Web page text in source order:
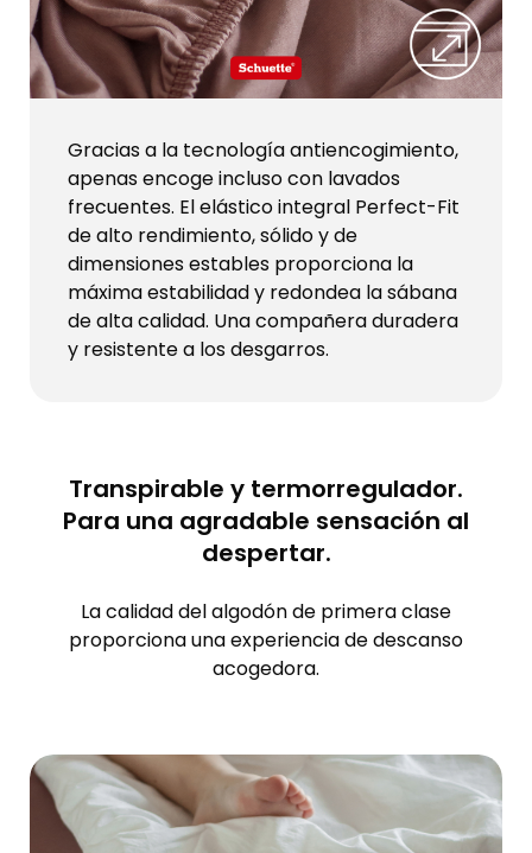
Gracias a la tecnología antiencogimiento,
apenas encoge incluso con lavados
frecuentes. El elástico integral Perfect-Fit
de alto rendimiento, sólido y de
dimensiones estables proporciona la
máxima estabilidad y redondea la sábana
de alta calidad. Una compañera duradera
y resistente a los desgarros.
Transpirable y termorregulador.
Para una agradable sensación al
despertar.
La calidad del algodón de primera clase
proporciona una experiencia de descanso
acogedora.